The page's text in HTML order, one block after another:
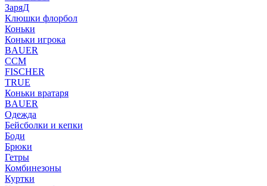
ЗаряД
Клюшки флорбол
Коньки
Коньки игрока
BAUER
CCM
FISCHER
TRUE
Коньки вратаря
BAUER
Одежда
Бейсболки и кепки
Боди
Брюки
Гетры
Комбинезоны
Куртки